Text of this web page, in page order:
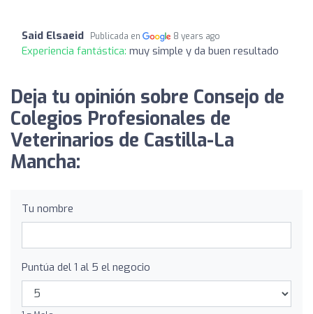
Said Elsaeid Publicada en 8 years ago
Experiencia fantástica: muy simple y da buen resultado
Deja tu opinión sobre Consejo de
Colegios Profesionales de
Veterinarios de Castilla-La
Mancha:
Tu nombre
Puntúa del 1 al 5 el negocio